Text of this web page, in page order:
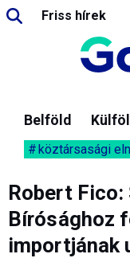
Friss hírek
Belföld
köztársasági
Robert Fico:
Bírósághoz
importjának